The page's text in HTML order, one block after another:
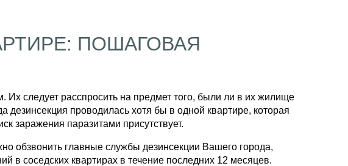
ПОШАГОВАЯ
Их следует расспросить на предмет того, были ли в их жилище
дезинсекция проводилась хотя бы в одной квартире, которая
заражения паразитами присутствует.
обзвонить главные службы дезинсекции Вашего города,
в соседских квартирах в течение последних 12 месяцев.